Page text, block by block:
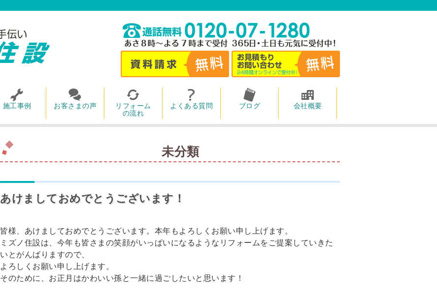
施工事例 お客さまの声
リフォーム
の流れ
よくある質問 ブログ 会社概要
未分類
あけましておめでとうございます！
皆様、あけましておめでとうございます。本年もよろしくお願い申し上げます。
ミズノ住設は、今年も皆さまの笑顔がいっぱいになるようなリフォームをご提案していきた
いとがんばりますので、
よろしくお願い申し上げます。
そのために、お正月はかわいい孫と一緒に過ごしたいと思います！